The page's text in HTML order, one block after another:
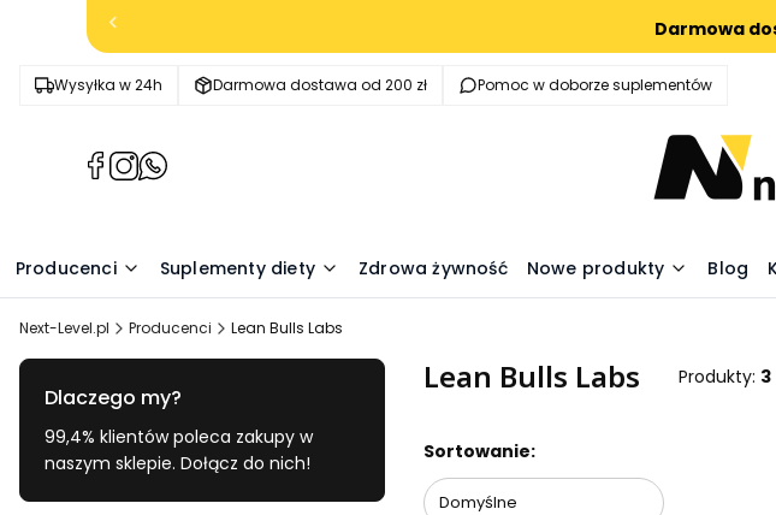
Darmowa
Wysyłka w 24h Darmowa dostawa od 200 zł Pomoc w doborze suplementów
(Otwiera
karcie)
(Otwiera
karcie)
(Otwiera
karcie)
Producenci Suplementy diety Zdrowa żywność Nowe produkty Blog
Next-Level.pl Producenci Lean Bulls Labs
Dlaczego my?
99,4% klientów poleca zakupy w
naszym sklepie. Dołącz do nich!
Lean Bulls Labs Produkty: 3
Lista produktów
Sortowanie:
Domyślne